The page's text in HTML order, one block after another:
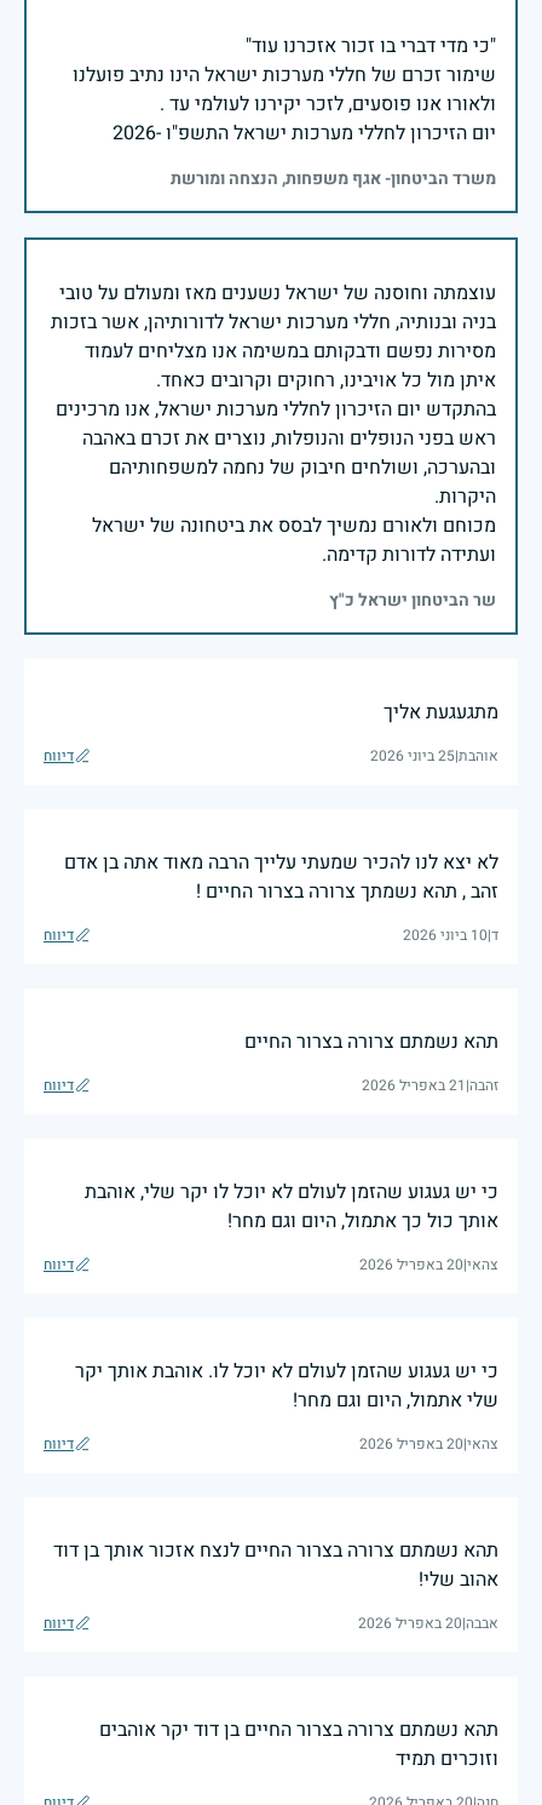
שימור זכרם של חללי מערכות ישראל הינו נתיב פועלנו
יום הזיכרון לחללי מערכות ישראל התשפ"ו -2026
משרד הביטחון- אגף משפחות, הנצחה ומורשת
עוצמתה וחוסנה של ישראל נשענים מאז ומעולם על טובי
בניה ובנותיה, חללי מערכות ישראל לדורותיהן, אשר בזכות
מסירות נפשם ודבקותם במשימה אנו מצליחים לעמוד
בהתקדש יום הזיכרון לחללי מערכות ישראל, אנו מרכינים
ראש בפני הנופלים והנופלות, נוצרים את זכרם באהבה
ובהערכה, ושולחים חיבוק של נחמה למשפחותיהם
מכוחם ולאורם נמשיך לבסס את ביטחונה של ישראל
ועתידה לדורות קדימה.
שר הביטחון ישראל כ"ץ
מתגעגעת אליך
אוהבת|25 ביוני 2026 דיווח
לא יצא לנו להכיר שמעתי עלייך הרבה מאוד אתה בן אדם
זהב , תהא נשמתך צרורה בצרור החיים !
ד|10 ביוני 2026 דיווח
תהא נשמתם צרורה בצרור החיים
זהבה|21 באפריל 2026 דיווח
כי יש געגוע שהזמן לעולם לא יוכל לו יקר שלי, אוהבת
אותך כול כך אתמול, היום וגם מחר!
צהאי|20 באפריל 2026 דיווח
כי יש געגוע שהזמן לעולם לא יוכל לו. אוהבת אותך יקר
שלי אתמול, היום וגם מחר!
צהאי|20 באפריל 2026 דיווח
תהא נשמתם צרורה בצרור החיים לנצח אזכור אותך בן דוד
אהוב שלי!
אבבה|20 באפריל 2026 דיווח
תהא נשמתם צרורה בצרור החיים בן דוד יקר אוהבים
וזוכרים תמיד